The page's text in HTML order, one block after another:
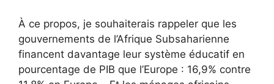
À ce propos, je souhaiterais rappeler que les
gouvernements de l’Afrique Subsaharienne
financent davantage leur système éducatif en
pourcentage de PIB que l’Europe : 16,9% contre